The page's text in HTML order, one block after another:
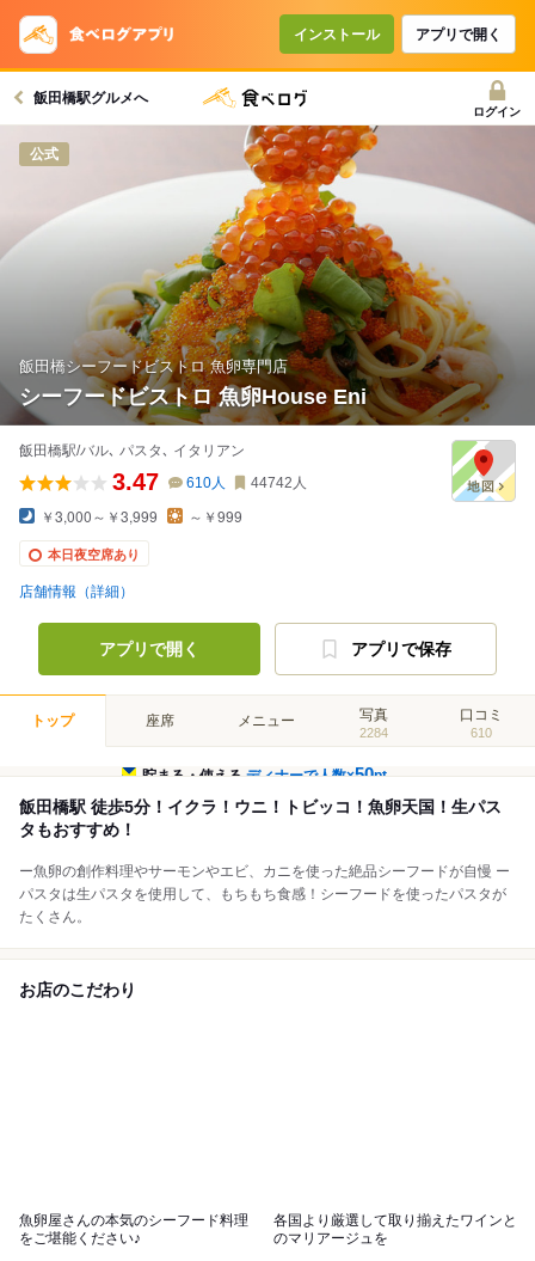
インストール アプリで開く
飯田橋駅グルメへ
ログイン
公式
飯田橋シーフードビストロ 魚卵専門店
シーフードビストロ 魚卵House Eni
飯田橋駅/バル､ パスタ､ イタリアン
3.47 610人 44742 人
￥3,000～￥3,999 ～￥999
本日夜空席あり
店舗情報（詳細）
アプリで開く アプリで保存
トップ 座席 メニュー 写真
2284
口コミ
610
貯まる・使えるディナーで人数×50pt
飯田橋駅 徒歩5分！イクラ！ウニ！トビッコ！魚卵天国！生パス
タもおすすめ！
ー魚卵の創作料理やサーモンやエビ、カニを使った絶品シーフードが自慢 ー
パスタは生パスタを使用して、もちもち食感！シーフードを使ったパスタが
たくさん。
お店のこだわり
魚卵屋さんの本気のシーフード料理
をご堪能ください♪
各国より厳選して取り揃えたワインと
のマリアージュを
コースで使えるクーポン
戻る
クーポンを利用せず予約する